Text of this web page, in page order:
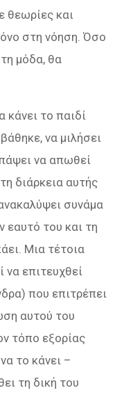
θεωρίες και
στη νόηση. Όσο
μόδα, θα
κάνει το παιδί
να μιλήσει
να απωθεί
διάρκεια αυτής
συνάμα
εαυτό του και τη
Μια τέτοια
να επιτευχθεί
που επιτρέπει
αυτού του
τόπο εξορίας
το κάνει –
τη δική του